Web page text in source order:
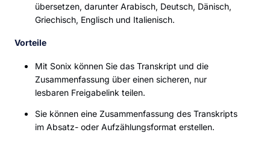
übersetzen, darunter Arabisch, Deutsch, Dänisch,
Griechisch, Englisch und Italienisch.
Vorteile
Mit Sonix können Sie das Transkript und die
Zusammenfassung über einen sicheren, nur
lesbaren Freigabelink teilen.
Sie können eine Zusammenfassung des Transkripts
im Absatz- oder Aufzählungsformat erstellen.